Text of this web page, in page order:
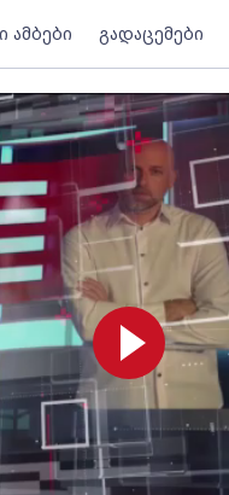
ამბები გადაცემები